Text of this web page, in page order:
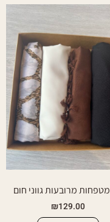
מרובעות גווני חום
₪129.00